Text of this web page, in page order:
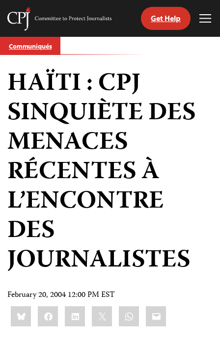
Skip
to
Committee
Journalists
Get Help
Communiqués
HAÏTI : CPJ
SINQUIÈTE DES
MENACES
RÉCENTES À
L’ENCONTRE
DES
JOURNALISTES
February 20, 2004 12:00 PM EST
Share
this:BlueskyFacebookLinkedIn WhatsApp
Email